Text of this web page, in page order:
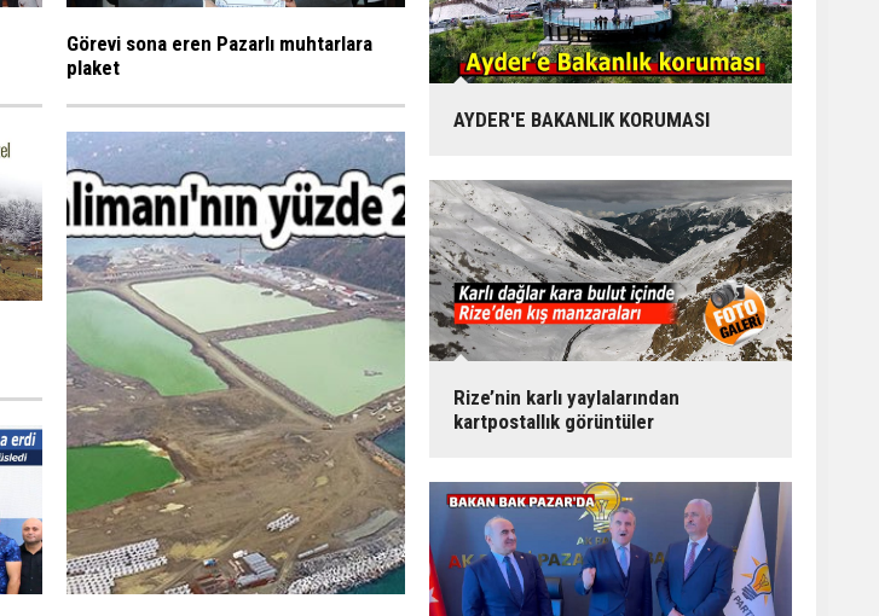
Görevi sona eren Pazarlı muhtarlara
plaket
AYDER'E BAKANLIK KORUMASI
Rize’nin karlı yaylalarından
kartpostallık görüntüler